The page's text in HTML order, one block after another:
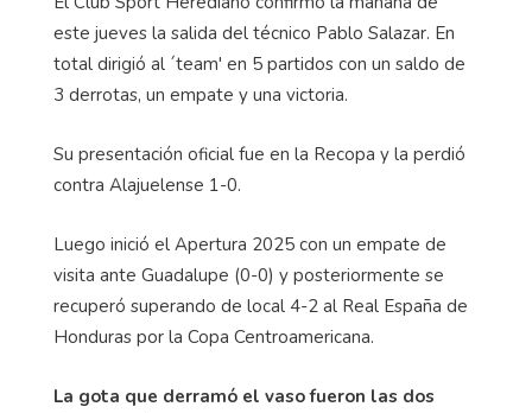
este jueves la salida del técnico Pablo Salazar. En
total dirigió al ´team' en 5 partidos con un saldo de
3 derrotas, un empate y una victoria.
Su presentación oficial fue en la Recopa y la perdió
contra Alajuelense 1-0.
Luego inició el Apertura 2025 con un empate de
visita ante Guadalupe (0-0) y posteriormente se
recuperó superando de local 4-2 al Real España de
Honduras por la Copa Centroamericana.
La gota que derramó el vaso fueron las dos